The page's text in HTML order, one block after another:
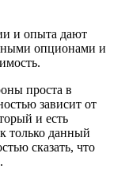
и опыта дают
опционами и
проста в
зависит от
и есть
только данный
сказать, что